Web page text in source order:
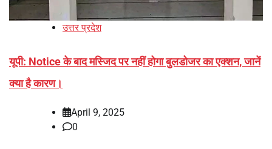
उत्तर प्रदेश
यूपी: Notice के बाद मस्जिद पर नहीं होगा बुलडोजर का एक्शन, जानें
क्या है कारण।
April 9, 2025
0